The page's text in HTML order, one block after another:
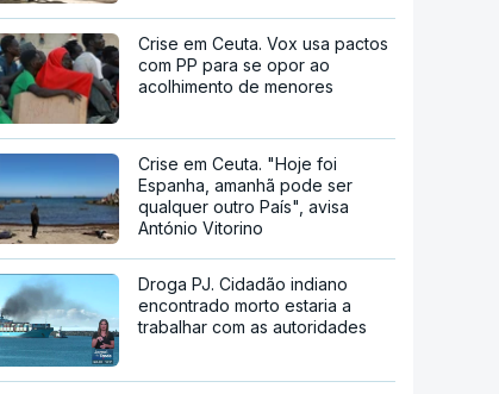
Crise em Ceuta. Vox usa pactos
com PP para se opor ao
acolhimento de menores
Crise em Ceuta. "Hoje foi
Espanha, amanhã pode ser
qualquer outro País", avisa
António Vitorino
Droga PJ. Cidadão indiano
encontrado morto estaria a
trabalhar com as autoridades